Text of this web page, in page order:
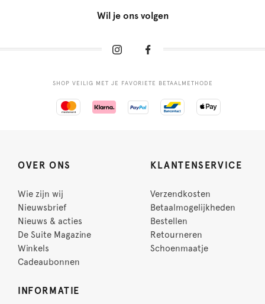
Wil je ons volgen
SHOP VEILIG MET JE FAVORIETE BETAALMETHODE
OVER ONS
Wie zijn wij
Nieuwsbrief
Nieuws & acties
De Suite Magazine
Winkels
Cadeaubonnen
KLANTENSERVICE
Verzendkosten
Betaalmogelijkheden
Bestellen
Retourneren
Schoenmaatje
INFORMATIE